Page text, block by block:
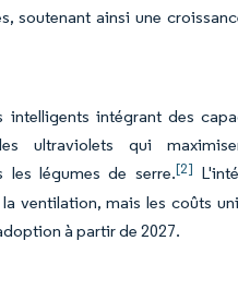
soutenant ainsi une
intégrant des
ultraviolets qui
les légumes de serre.[2]
ventilation, mais les coûts
à partir de 2027.